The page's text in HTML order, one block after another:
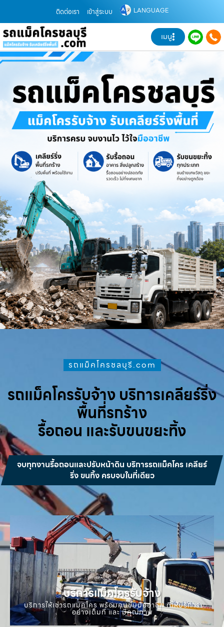
ติดต่อเรา เข้าสู่ระบบ LANGUAGE
เมนู
รถแม็คโครชลบุรี.com
รถแม็คโครรับจ้าง บริการเคลียร์ริ่ง
พื้นที่รกร้าง
รื้อถอน และรับขนขยะทิ้ง
จบทุกงานรื้อถอนและปรับหน้าดิน บริการรถแม็คโคร เคลียร์
ริ่ง ขนทิ้ง ครบจบในที่เดียว
บริการแม็คโครรับจ้าง
บริการให้เช่ารถแมคโคร พร้อมคนขับมืออาชีพ ที่ให้บริการ
อย่างเต็มที่ และ มีคุณภาพ